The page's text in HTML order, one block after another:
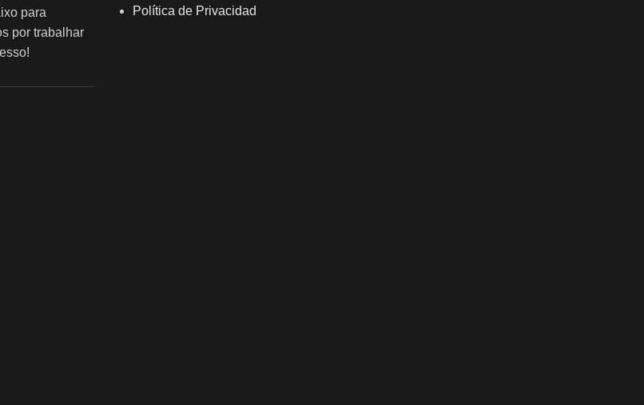
para
por trabalhar
Política de Privacidad